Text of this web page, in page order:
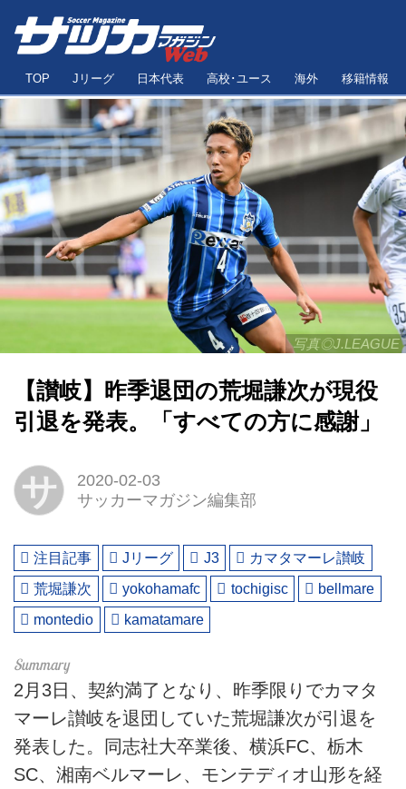
TOP Jリーグ 日本代表 高校･ユース 海外 移籍情報
写真◎J.LEAGUE
【讃岐】昨季退団の荒堀謙次が現役
引退を発表。「すべての方に感謝」
サ
2020-02-03
サッカーマガジン編集部
注目記事 Jリーグ J3
カマタマーレ讃岐
荒堀謙次
yokohamafc tochigisc
bellmare
montedio
kamatamare
2月3日、契約満了となり、昨季限りでカマタ
マーレ讃岐を退団していた荒堀謙次が引退を
発表した。同志社大卒業後、横浜FC、栃木
SC、湘南ベルマーレ、モンテディオ山形を経